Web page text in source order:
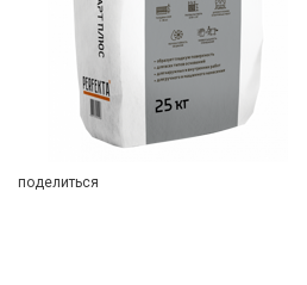
поделиться